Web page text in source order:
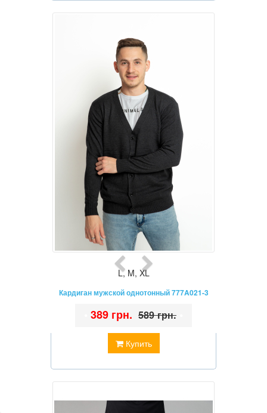
L, M, XL
Кардиган мужской однотонный 777A021-3
Купить
389 грн. 589 грн.